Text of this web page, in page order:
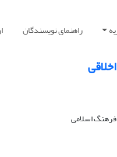
راهنمای نویسندگان
اسلامی